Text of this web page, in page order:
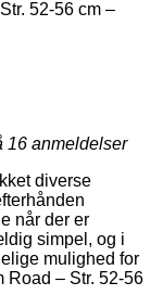
52-56 cm –
16 anmeldelser
diverse
når der er
simpel, og i
mulighed for
Road – Str. 52-56